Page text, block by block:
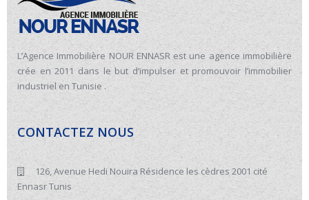
L’Agence Immobilière NOUR ENNASR est une agence immobilière
crée en 2011 dans le but d’impulser et promouvoir l’immobilier
industriel en Tunisie .
CONTACTEZ NOUS
126, Avenue Hedi Nouira Résidence les cèdres 2001 cité
Ennasr Tunis